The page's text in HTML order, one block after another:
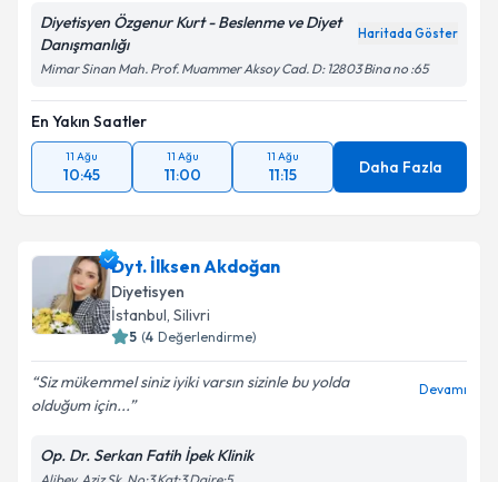
Diyetisyen Özgenur Kurt - Beslenme ve Diyet
Danışmanlığı
Haritada Göster
Mimar Sinan Mah. Prof. Muammer Aksoy Cad. D: 12803 Bina no :65
En Yakın Saatler
11 Ağu
10:45
11 Ağu
11:00
11 Ağu
11:15 Daha Fazla
Dyt. İlksen Akdoğan
Diyetisyen
İstanbul, Silivri
5 (4 Değerlendirme)
Siz mükemmel siniz iyiki varsın ️sizinle bu yolda
olduğum için...
Devamı
Op. Dr. Serkan Fatih İpek Klinik